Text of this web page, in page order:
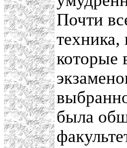
Почти
техника,
которые
была